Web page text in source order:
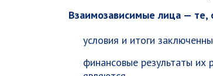
Взаимозависимые лица — те,
условия и итоги
финансовые результаты их